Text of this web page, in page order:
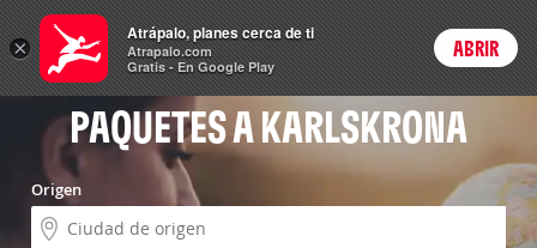
Vuelo+Hotel Login
PAQUETES A KARLSKRONA
Origen
×
Atrápalo, planes cerca de ti
Atrapalo.com
Gratis - En Google Play
ABRIR